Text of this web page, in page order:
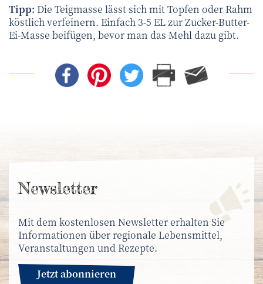
Tipp: Die Teigmasse lässt sich mit Topfen oder Rahm
köstlich verfeinern. Einfach 3-5 EL zur Zucker-Butter-
Ei-Masse beifügen, bevor man das Mehl dazu gibt.
News­letter
Mit dem kostenlosen Newsletter erhalten Sie
Informationen über regionale Lebensmittel,
Veranstaltungen und Rezepte.
Jetzt abonnieren